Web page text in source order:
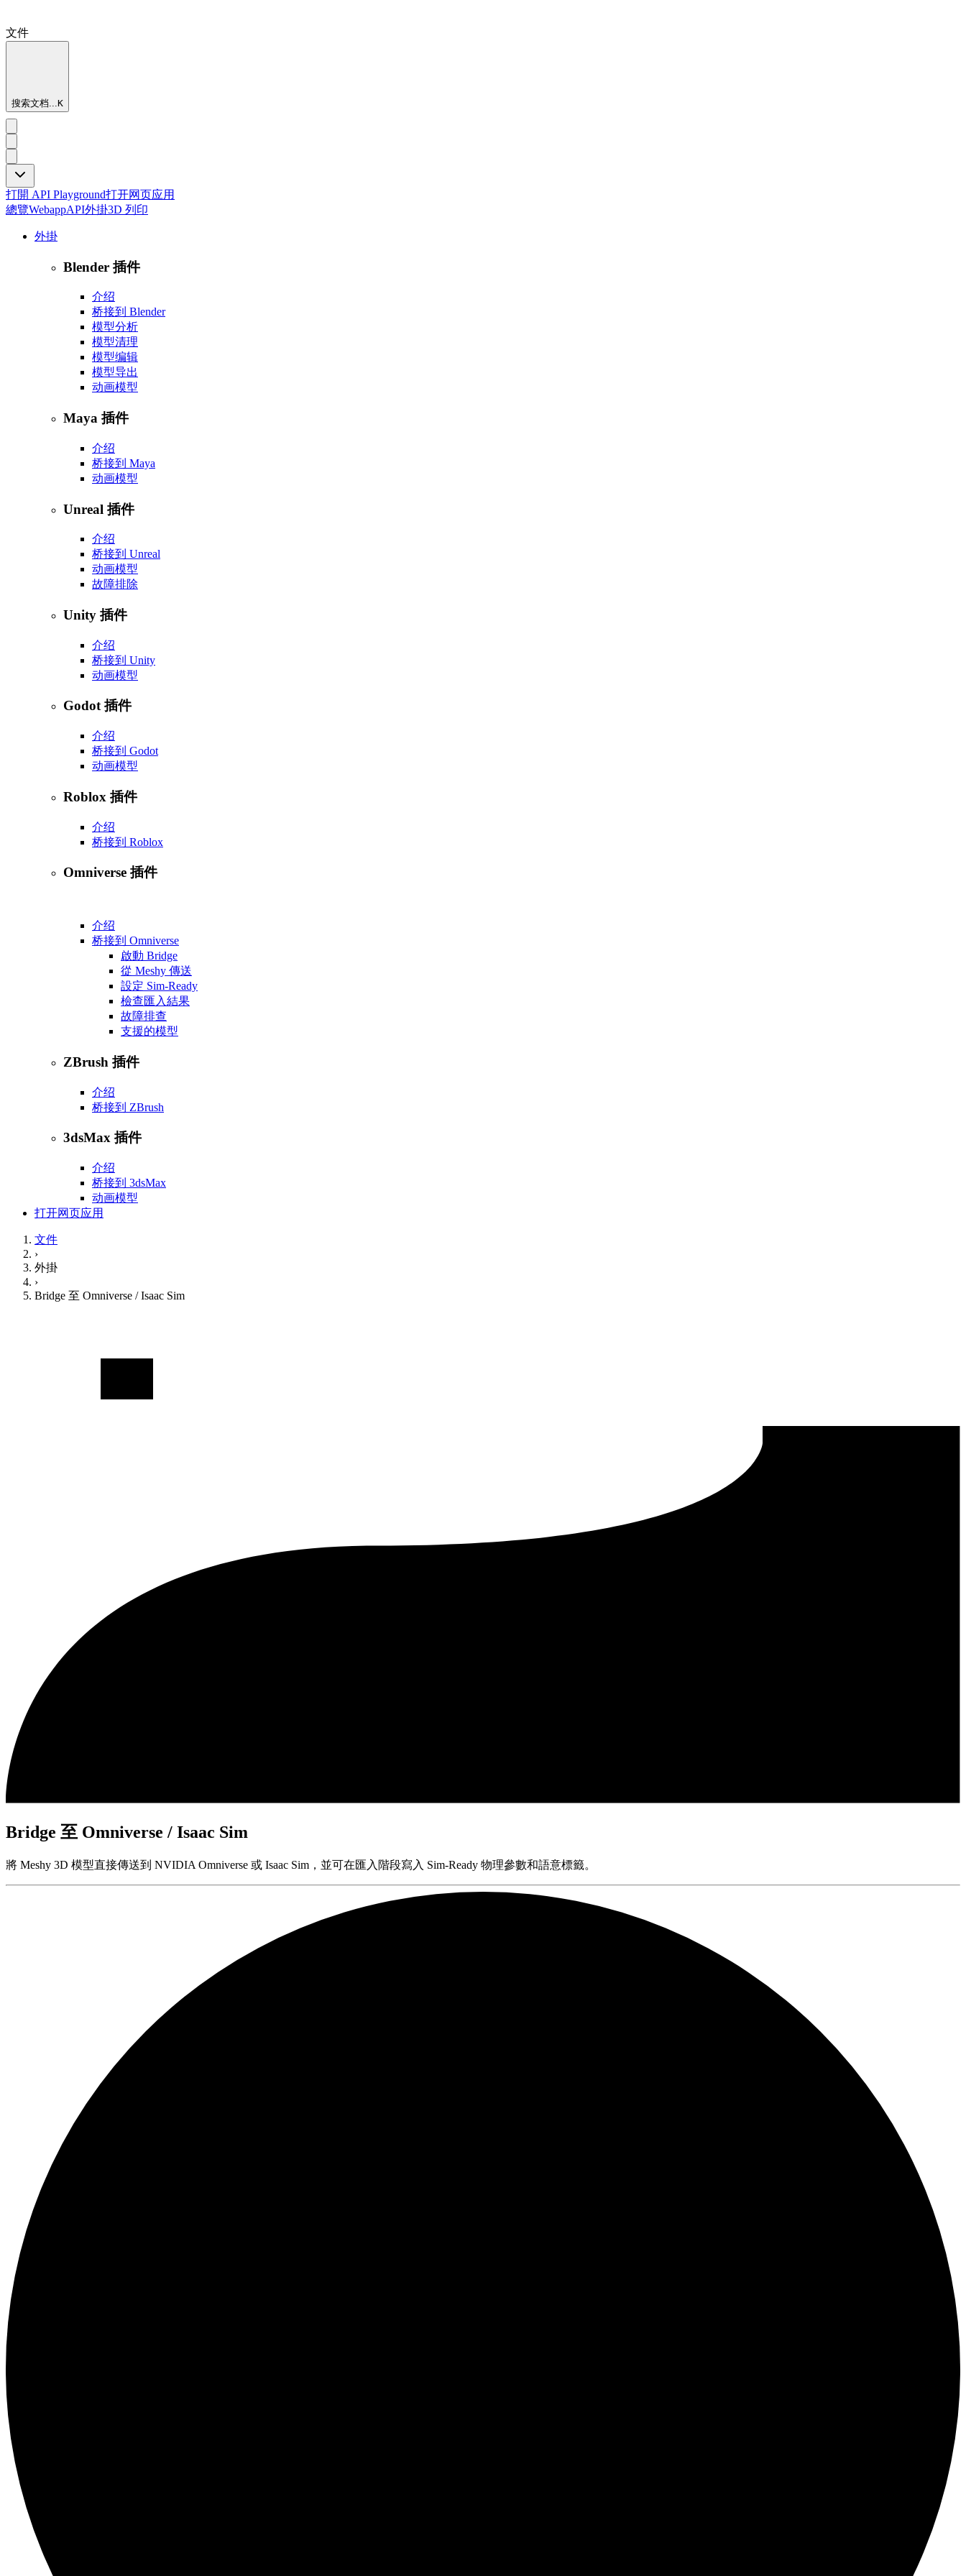
文件
搜索文档...K
打開 API Playground打开网页应用
總覽WebappAPI外掛3D 列印
外掛
Blender 插件
介绍
桥接到 Blender
模型分析
模型清理
模型编辑
模型导出
动画模型
Maya 插件
介绍
桥接到 Maya
动画模型
Unreal 插件
介绍
桥接到 Unreal
动画模型
故障排除
Unity 插件
介绍
桥接到 Unity
动画模型
Godot 插件
介绍
桥接到 Godot
动画模型
Roblox 插件
介绍
桥接到 Roblox
Omniverse 插件
介绍
桥接到 Omniverse
啟動 Bridge
從 Meshy 傳送
設定 Sim-Ready
檢查匯入結果
故障排查
支援的模型
ZBrush 插件
介绍
桥接到 ZBrush
3dsMax 插件
介绍
桥接到 3dsMax
动画模型
打开网页应用
文件
›
外掛
›
Bridge 至 Omniverse / Isaac Sim
Bridge 至 Omniverse / Isaac Sim
將 Meshy 3D 模型直接傳送到 NVIDIA Omniverse 或 Isaac Sim，並可在匯入階段寫入 Sim-Ready 物理參數和語意標籤。